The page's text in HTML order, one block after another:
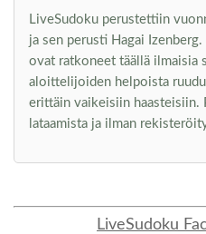
LiveSudoku perustettiin
ja sen perusti Hagai
ovat ratkoneet täällä ilmaisia
aloittelijoiden helpoista
erittäin vaikeisiin haasteisiin.
lataamista ja ilman
LiveSudoku